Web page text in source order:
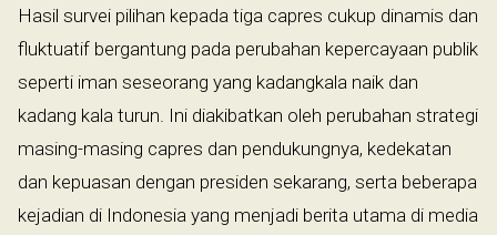
Hasil survei pilihan kepada tiga capres cukup dinamis dan
fluktuatif bergantung pada perubahan kepercayaan publik
seperti iman seseorang yang kadangkala naik dan
kadang kala turun. Ini diakibatkan oleh perubahan strategi
masing-masing capres dan pendukungnya, kedekatan
dan kepuasan dengan presiden sekarang, serta beberapa
kejadian di Indonesia yang menjadi berita utama di media